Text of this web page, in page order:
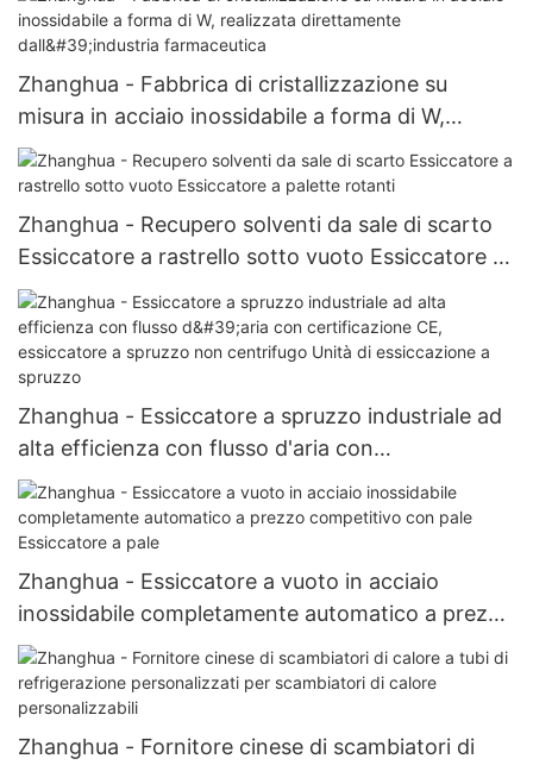
prodotti chimici fini
Zhanghua - Fabbrica di cristallizzazione su
misura in acciaio inossidabile a forma di W,
realizzata direttamente dall'industria
farmaceutica
Zhanghua - Recupero solventi da sale di scarto
Essiccatore a rastrello sotto vuoto Essiccatore a
palette rotanti
Zhanghua - Essiccatore a spruzzo industriale ad
alta efficienza con flusso d'aria con
certificazione CE, essiccatore a spruzzo non
centrifugo Unità di essiccazione a spruzzo
Zhanghua - Essiccatore a vuoto in acciaio
inossidabile completamente automatico a prezzo
competitivo con pale Essiccatore a pale
Zhanghua - Fornitore cinese di scambiatori di